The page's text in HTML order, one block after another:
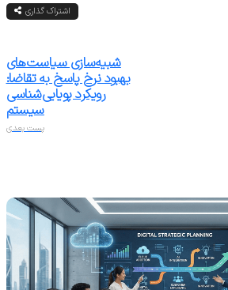
اشتراک گذاری
شبیه‌سازی سیاست‌های
بهبود نرخ پاسخ به تقاضا:
رویکرد پویایی‌شناسی
سیستم
پست بعدی